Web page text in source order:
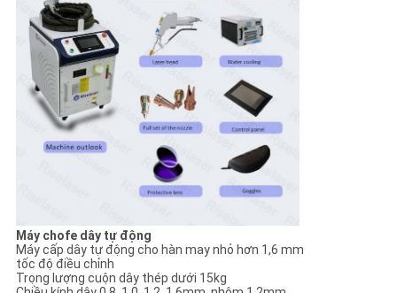
Máy chofe dây tự động
Máy cấp dây tự động cho hàn may nhỏ hơn 1,6 mm
tốc độ điều chỉnh
Trọng lượng cuộn dây thép dưới 15kg